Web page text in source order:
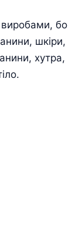
бо
шкіри,
хутра,